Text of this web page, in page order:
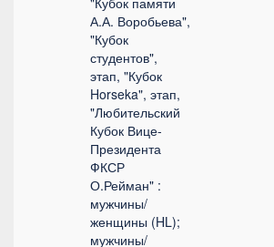
А.А. Воробьева",
"Кубок
студентов",
этап, "Кубок
Horseka", этап,
"Любительский
Кубок Вице-
Президента
ФКСР
О.Рейман" :
мужчины/
женщины (HL);
мужчины/